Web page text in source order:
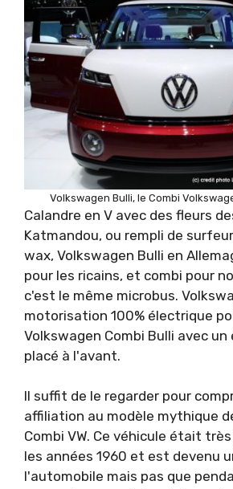
Volkswagen Bulli, le Combi
Calandre en V avec des fleurs
Katmandou, ou rempli de
wax, Volkswagen Bulli en
pour les ricains, et combi pour
c'est le même microbus.
motorisation 100% électrique
Volkswagen Combi Bulli avec
placé à l'avant.
Il suffit de le regarder pour
affiliation au modèle mythique
Combi VW. Ce véhicule était
les années 1960 et est devenu
l'automobile mais pas que